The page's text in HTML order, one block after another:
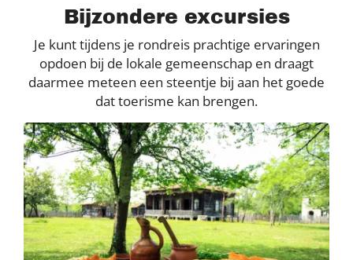
Bijzondere excursies
Je kunt tijdens je rondreis prachtige ervaringen
opdoen bij de lokale gemeenschap en draagt
daarmee meteen een steentje bij aan het goede
dat toerisme kan brengen.